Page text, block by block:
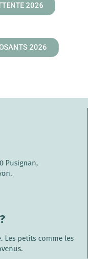
2026
2026
Pusignan,
Les petits comme les